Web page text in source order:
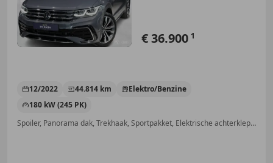
€ 36.900 1
12/2022 44.814 km
Elektro/Benzine
180 kW (245 PK)
Spoiler, Panorama dak, Trekhaak, Sportpakket, Elektrische achterklep, Open dak, Stuurwielverwarming, Garantie